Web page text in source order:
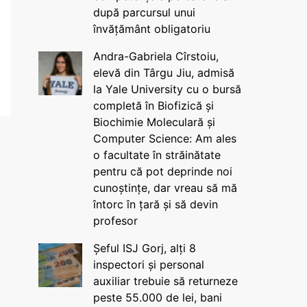
după parcursul unui
învățământ obligatoriu
Andra-Gabriela Cîrstoiu,
elevă din Târgu Jiu, admisă
la Yale University cu o bursă
completă în Biofizică și
Biochimie Moleculară și
Computer Science: Am ales
o facultate în străinătate
pentru că pot deprinde noi
cunoștințe, dar vreau să mă
întorc în țară și să devin
profesor
Șeful ISJ Gorj, alți 8
inspectori și personal
auxiliar trebuie să returneze
peste 55.000 de lei, bani